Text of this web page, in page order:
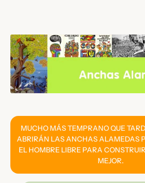
contenido
MUCHO MÁS TEMPRANO QUE
ABRIRÁN LAS ANCHAS ALAMEDAS
EL HOMBRE LIBRE PARA
MEJOR.